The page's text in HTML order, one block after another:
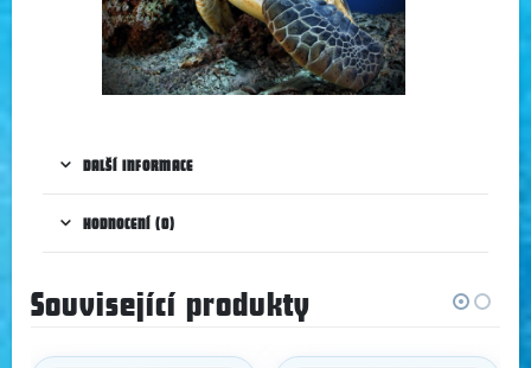
DALŠÍ INFORMACE
HODNOCENÍ (0)
Související produkty